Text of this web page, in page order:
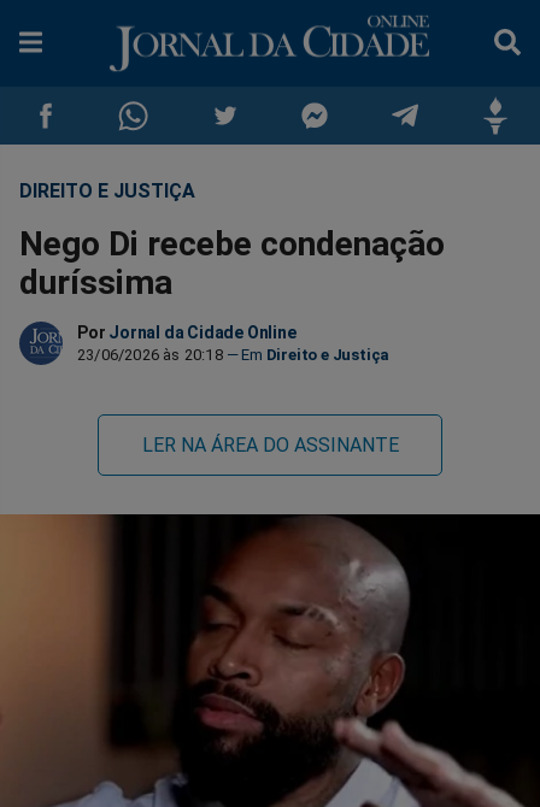
Compartilhar
no
Facebook
Compartilhar
no
Whatsapp
Compartilhar
no
Twitter
no
Messenger
no
DIREITO E JUSTIÇA
Nego Di recebe condenação
duríssima
Por Jornal da Cidade Online
23/06/2026 às 20:18 Direito e Justiça
LER NA ÁREA DO ASSINANTE